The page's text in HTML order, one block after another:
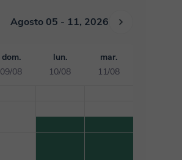
Agosto 05 - 11, 2026
dom.
09/08
lun.
10/08
mar.
11/08